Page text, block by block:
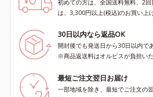
初めての方は、全国送料無料、2
は、3,300円以上(税込)のお買い上
30日以内なら返品OK
開封後でも発送日から30日以内で
※商品返送料はオルビスが負担い
最短ご注文翌日お届け
一部地域を除き、最短でご注文の